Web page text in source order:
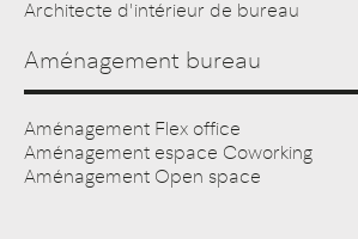
Architecte d'intérieur de bureau
Aménagement bureau
Aménagement Flex office
Aménagement espace Coworking
Aménagement Open space